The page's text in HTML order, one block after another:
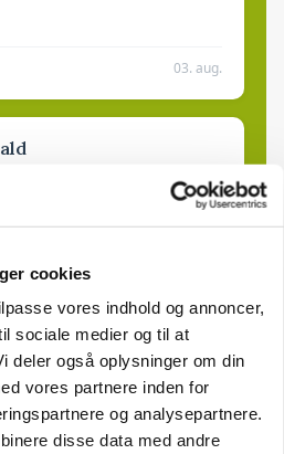
cookies
vores indhold og annoncer,
sociale medier og til at
deler også oplysninger om din
vores partnere inden for
og analysepartnere.
disse data med andre
03. aug.